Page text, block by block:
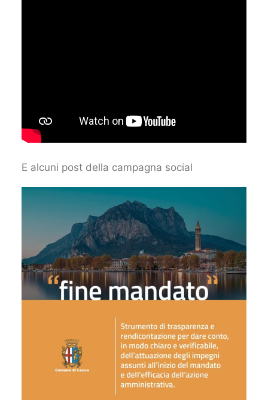
E alcuni post della campagna social